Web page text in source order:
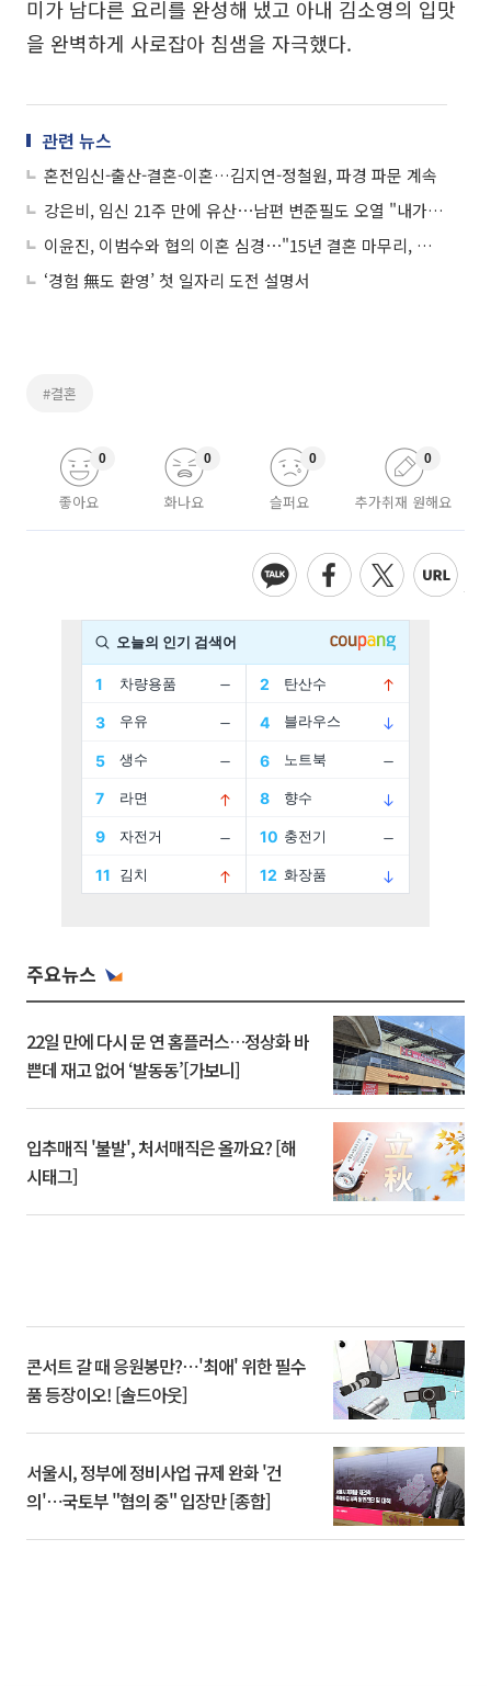
미가 남다른 요리를 완성해 냈고 아내 김소영의 입맛
을 완벽하게 사로잡아 침샘을 자극했다.
관련 뉴스
혼전임신-출산-결혼-이혼…김지연-정철원, 파경 파문 계속
강은비, 임신 21주 만에 유산⋯남편 변준필도 오열 "내가 미안해"
이윤진, 이범수와 협의 이혼 심경⋯"15년 결혼 마무리, 오해 풀고 응원"
‘경험 無도 환영’ 첫 일자리 도전 설명서
#결혼
좋아요
0
화나요
0
슬퍼요
0
추가취재 원해요
0
주요뉴스
22일 만에 다시 문 연 홈플러스…정상화 바
쁜데 재고 없어 ‘발동동’[가보니]
입추매직 '불발', 처서매직은 올까요? [해
시태그]
콘서트 갈 때 응원봉만?⋯'최애' 위한 필수
품 등장이오! [솔드아웃]
서울시, 정부에 정비사업 규제 완화 '건
의'⋯국토부 "협의 중" 입장만 [종합]